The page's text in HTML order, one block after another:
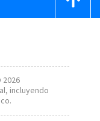
2026
incluyendo